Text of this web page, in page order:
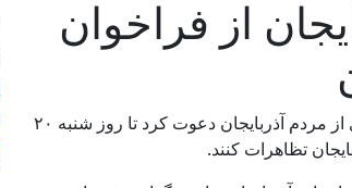
از فراخوان
شورای هماهنگی احزاب آذربایجان با انتشار اطلاعیه ای از مردم آذربایجان دعوت کرد تا روز شنبه ۲۰